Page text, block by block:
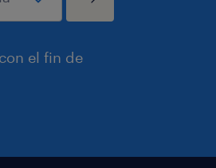
el fin de